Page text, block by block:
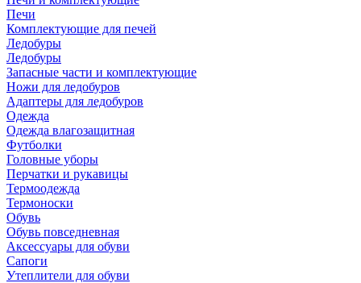
Печи
Комплектующие для печей
Ледобуры
Ледобуры
Запасные части и комплектующие
Ножи для ледобуров
Адаптеры для ледобуров
Одежда
Одежда влагозащитная
Футболки
Головные уборы
Перчатки и рукавицы
Термоодежда
Термоноски
Обувь
Обувь повседневная
Аксессуары для обуви
Сапоги
Утеплители для обуви